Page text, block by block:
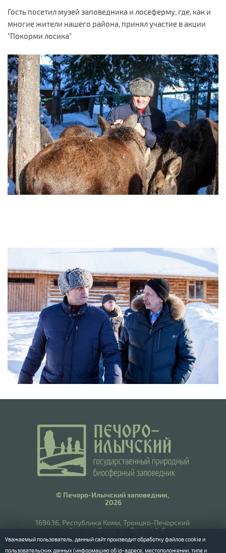
Гость посетил музей заповедника и лосеферму, где, как и
многие жители нашего района, принял участие в акции
"Покорми лосика"
© Печоро-Илычский заповедник,
2026
169436, Республика Коми, Троицко-Печорский
район, пст. Якша, ул. Ланиной, 8
​Тел.: 8(8212) 55-55-77
Уважаемый пользователь, данный сайт производит обработку файлов cookie и
пользовательских данных (информацию об ip-адресе, местоположении, типе и